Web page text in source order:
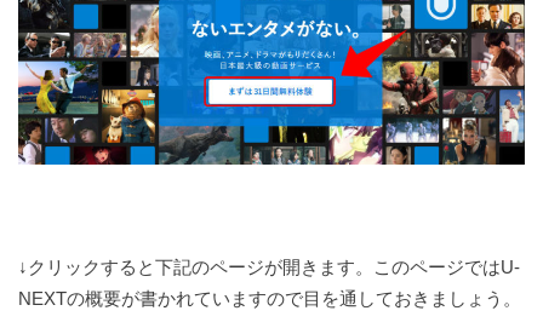
↓クリックすると下記のページが開きます。このページではU-
NEXTの概要が書かれていますので目を通しておきましょう。